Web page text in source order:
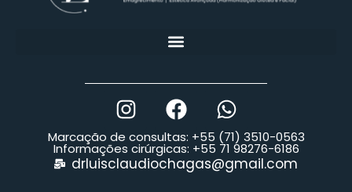
Marcação de consultas: +55 (71) 3510-0563
Informações cirúrgicas: +55 71 98276-6186
drluisclaudiochagas@gmail.com